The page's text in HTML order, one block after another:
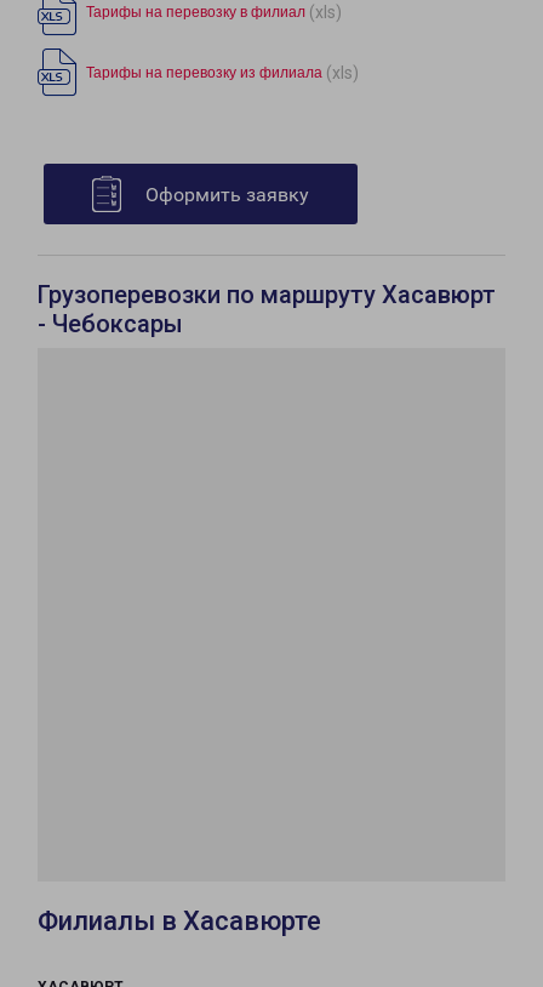
Тарифы на перевозку в филиал (xls)
Тарифы на перевозку из филиала (xls)
Оформить заявку
Грузоперевозки по маршруту Хасавюрт
- Чебоксары
Филиалы в Хасавюрте